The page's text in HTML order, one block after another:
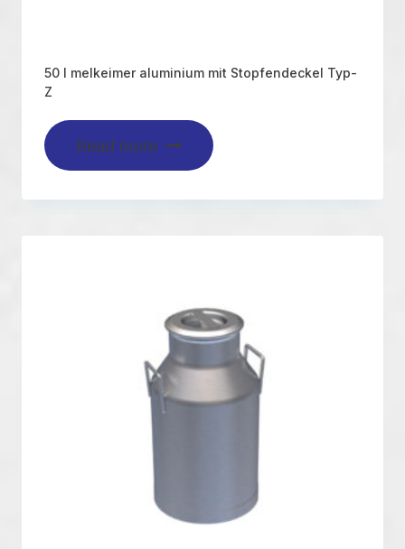
50 l melkeimer aluminium mit Stopfendeckel Typ-
Z
Read more